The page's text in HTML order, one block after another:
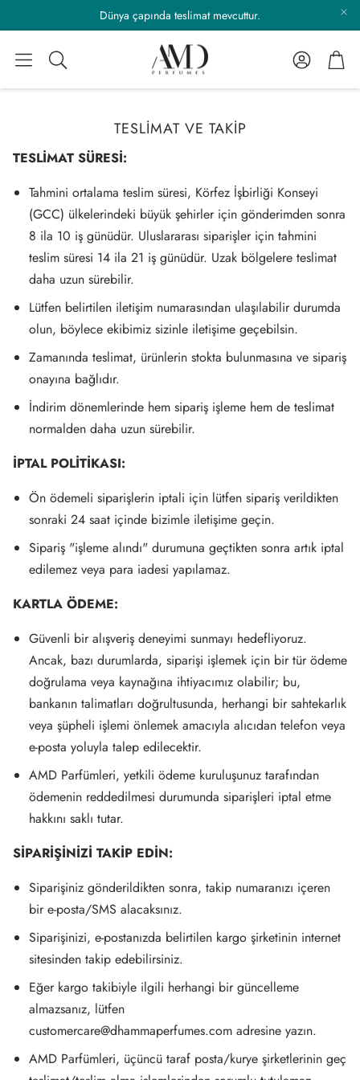
Dünya çapında teslimat mevcuttur.
Alış
Hesap
TESLIMAT VE TAKIP
TESLİMAT SÜRESİ:
Tahmini ortalama teslim süresi, Körfez İşbirliği Konseyi
(GCC) ülkelerindeki büyük şehirler için gönderimden sonra
8 ila 10 iş günüdür. Uluslararası siparişler için tahmini
teslim süresi 14 ila 21 iş günüdür. Uzak bölgelere teslimat
daha uzun sürebilir.
Lütfen belirtilen iletişim numarasından ulaşılabilir durumda
olun, böylece ekibimiz sizinle iletişime geçebilsin.
Zamanında teslimat, ürünlerin stokta bulunmasına ve sipariş
onayına bağlıdır.
İndirim dönemlerinde hem sipariş işleme hem de teslimat
normalden daha uzun sürebilir.
İPTAL POLİTİKASI:
Ön ödemeli siparişlerin iptali için lütfen sipariş verildikten
sonraki 24 saat içinde bizimle iletişime geçin.
Sipariş "işleme alındı" durumuna geçtikten sonra artık iptal
edilemez veya para iadesi yapılamaz.
KARTLA ÖDEME:
Güvenli bir alışveriş deneyimi sunmayı hedefliyoruz.
Ancak, bazı durumlarda, siparişi işlemek için bir tür ödeme
doğrulama veya kaynağına ihtiyacımız olabilir; bu,
bankanın talimatları doğrultusunda, herhangi bir sahtekarlık
veya şüpheli işlemi önlemek amacıyla alıcıdan telefon veya
e-posta yoluyla talep edilecektir.
AMD Parfümleri, yetkili ödeme kuruluşunuz tarafından
ödemenin reddedilmesi durumunda siparişleri iptal etme
hakkını saklı tutar.
SİPARİŞİNİZİ TAKİP EDİN:
Siparişiniz gönderildikten sonra, takip numaranızı içeren
bir e-posta/SMS alacaksınız.
Siparişinizi, e-postanızda belirtilen kargo şirketinin internet
sitesinden takip edebilirsiniz.
Eğer kargo takibiyle ilgili herhangi bir güncelleme
almazsanız, lütfen
customercare@dhammaperfumes.com adresine yazın.
AMD Parfümleri, üçüncü taraf posta/kurye şirketlerinin geç